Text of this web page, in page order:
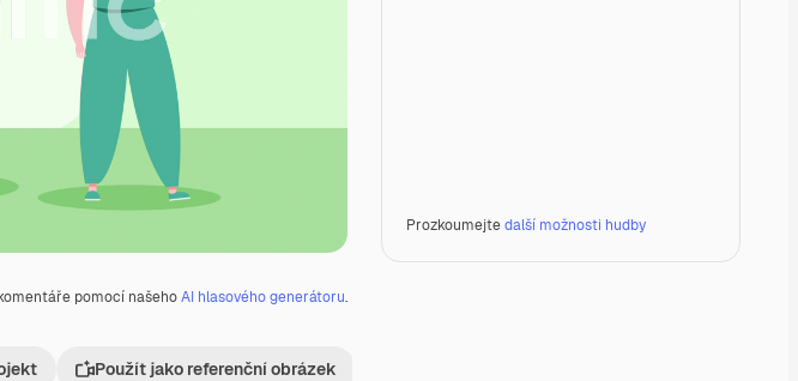
pomocí našehoAI hlasového generátoru.
Použít jako referenční obrázek
Prozkoumejtedalší možnosti hudby